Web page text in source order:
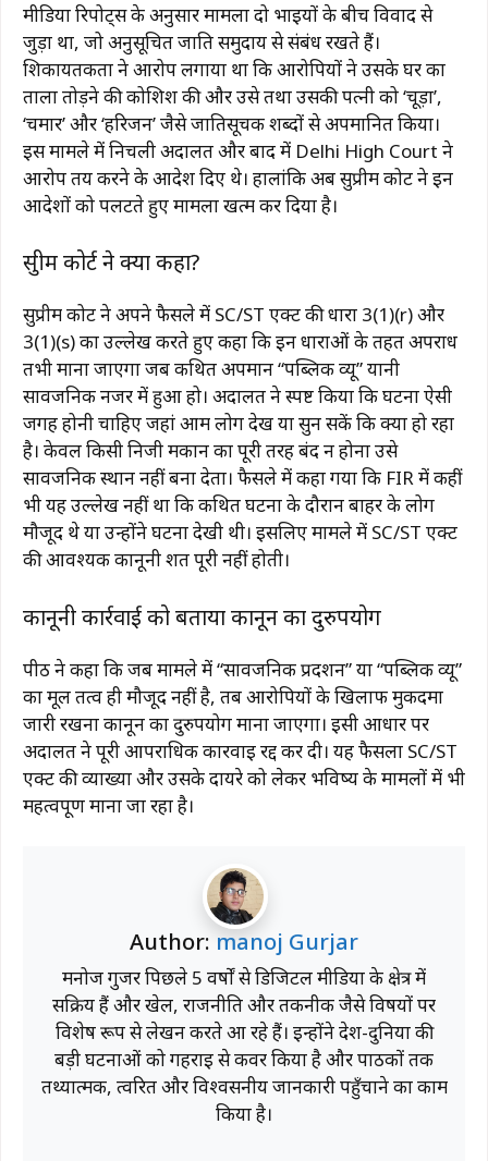
मीडिया रिपोर्ट्स के अनुसार मामला दो भाइयों के बीच विवाद से
जुड़ा था, जो अनुसूचित जाति समुदाय से संबंध रखते हैं।
शिकायतकर्ता ने आरोप लगाया था कि आरोपियों ने उसके घर का
ताला तोड़ने की कोशिश की और उसे तथा उसकी पत्नी को ‘चूड़ा’,
‘चमार’ और ‘हरिजन’ जैसे जातिसूचक शब्दों से अपमानित किया।
इस मामले में निचली अदालत और बाद में Delhi High Court ने
आरोप तय करने के आदेश दिए थे। हालांकि अब सुप्रीम कोर्ट ने इन
आदेशों को पलटते हुए मामला खत्म कर दिया है।
सुप्रीम कोर्ट ने क्या कहा?
सुप्रीम कोर्ट ने अपने फैसले में SC/ST एक्ट की धारा 3(1)(r) और
3(1)(s) का उल्लेख करते हुए कहा कि इन धाराओं के तहत अपराध
तभी माना जाएगा जब कथित अपमान “पब्लिक व्यू” यानी
सार्वजनिक नजर में हुआ हो। अदालत ने स्पष्ट किया कि घटना ऐसी
जगह होनी चाहिए जहां आम लोग देख या सुन सकें कि क्या हो रहा
है। केवल किसी निजी मकान का पूरी तरह बंद न होना उसे
सार्वजनिक स्थान नहीं बना देता। फैसले में कहा गया कि FIR में कहीं
भी यह उल्लेख नहीं था कि कथित घटना के दौरान बाहर के लोग
मौजूद थे या उन्होंने घटना देखी थी। इसलिए मामले में SC/ST एक्ट
की आवश्यक कानूनी शर्त पूरी नहीं होती।
कानूनी कार्रवाई को बताया कानून का दुरुपयोग
पीठ ने कहा कि जब मामले में “सार्वजनिक प्रदर्शन” या “पब्लिक व्यू”
का मूल तत्व ही मौजूद नहीं है, तब आरोपियों के खिलाफ मुकदमा
जारी रखना कानून का दुरुपयोग माना जाएगा। इसी आधार पर
अदालत ने पूरी आपराधिक कार्रवाई रद्द कर दी। यह फैसला SC/ST
एक्ट की व्याख्या और उसके दायरे को लेकर भविष्य के मामलों में भी
महत्वपूर्ण माना जा रहा है।
Author: manoj Gurjar
मनोज गुर्जर पिछले 5 वर्षों से डिजिटल मीडिया के क्षेत्र में
सक्रिय हैं और खेल, राजनीति और तकनीक जैसे विषयों पर
विशेष रूप से लेखन करते आ रहे हैं। इन्होंने देश-दुनिया की
बड़ी घटनाओं को गहराई से कवर किया है और पाठकों तक
तथ्यात्मक, त्वरित और विश्वसनीय जानकारी पहुँचाने का काम
किया है।